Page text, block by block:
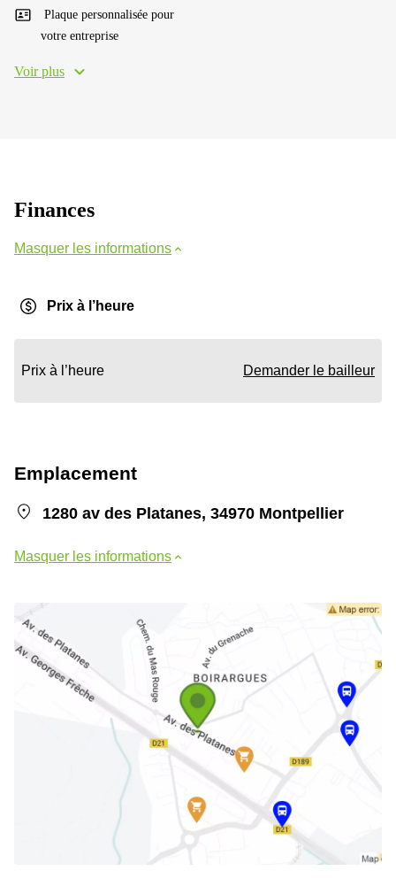
Plaque personnalisée pour
votre entreprise
Voir plus
Finances
Masquer les informations
Prix à l’heure
Prix à l’heure Demander le bailleur
Emplacement
1280 av des Platanes, 34970 Montpellier
Masquer les informations